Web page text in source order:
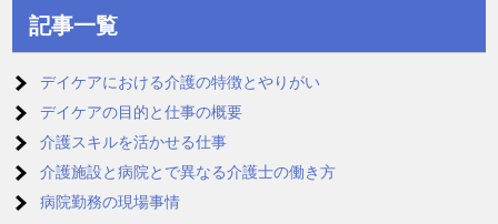
記事一覧
デイケアにおける介護の特徴とやりがい
デイケアの目的と仕事の概要
介護スキルを活かせる仕事
介護施設と病院とで異なる介護士の働き方
病院勤務の現場事情